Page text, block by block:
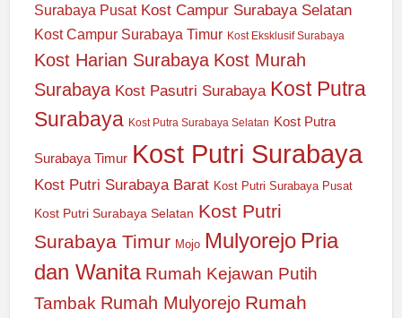
Surabaya Pusat Kost Campur Surabaya Selatan
Kost Campur Surabaya Timur Kost Eksklusif Surabaya
Kost Harian Surabaya Kost Murah
Surabaya Kost Pasutri Surabaya Kost Putra
Surabaya Kost Putra Surabaya Selatan Kost Putra
Surabaya Timur Kost Putri Surabaya
Kost Putri Surabaya Barat Kost Putri Surabaya Pusat
Kost Putri Surabaya Selatan Kost Putri
Surabaya Timur Mojo Mulyorejo Pria
dan Wanita Rumah Kejawan Putih
Tambak Rumah Mulyorejo Rumah